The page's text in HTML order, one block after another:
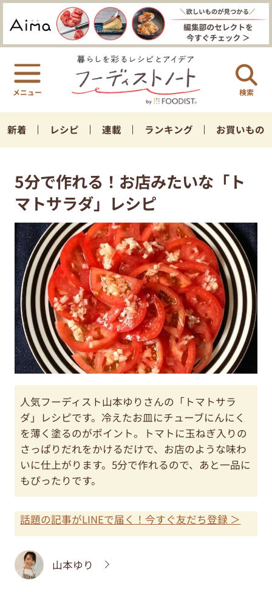
検索
新着 レシピ 連載 ランキング お買いもの
5分で作れる！お店みたいな「ト
マトサラダ」レシピ
人気フーディスト山本ゆりさんの「トマトサラ
ダ」レシピです。冷えたお皿にチューブにんにく
を薄く塗るのがポイント。トマトに玉ねぎ入りの
さっぱりだれをかけるだけで、お店のような味わ
いに仕上がります。5分で作れるので、あと一品に
もぴったりです。
話題の記事がLINEで届く！今すぐ友だち登録 ＞
山本ゆり